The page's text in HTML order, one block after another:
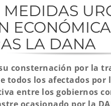
MEDIDAS
LA DANA
consternación por la
todos los afectados por
entre los gobiernos